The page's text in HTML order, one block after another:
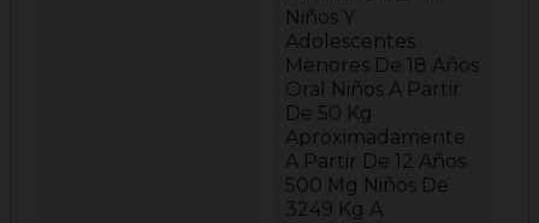
Niños Y
Adolescentes
Menores De 18 Años
Oral Niños A Partir
De 50 Kg
Aproximadamente
A Partir De 12 Años
500 Mg Niños De
3249 Kg A